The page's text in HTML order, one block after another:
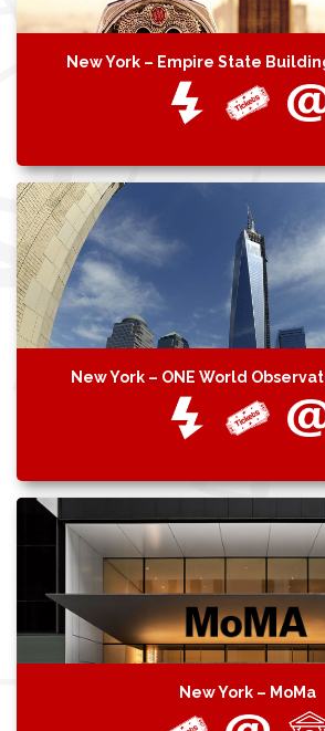
New York – Empire State
New York – ONE World
New York – MoMa